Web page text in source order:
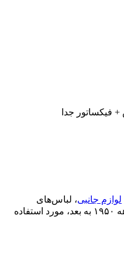
لوازم جانبی، لباس‌های
تأسیس شد. لوگوی کنونی شرکت اِرمس که از دوک، کالسکه و اسب تشکیل شده، از دهه ۱۹۵۰ به بعد، مورد استفاده